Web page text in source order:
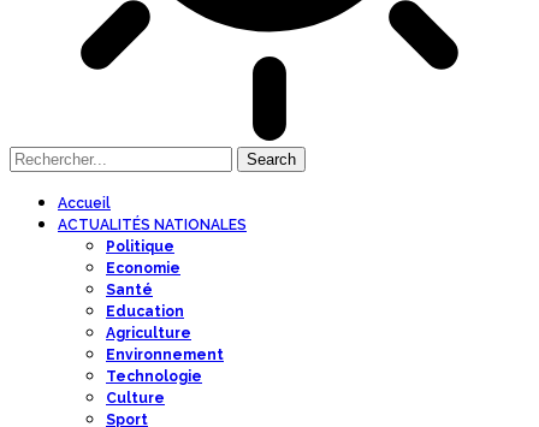
Accueil
ACTUALITÉS NATIONALES
Politique
Economie
Santé
Education
Agriculture
Environnement
Technologie
Culture
Sport